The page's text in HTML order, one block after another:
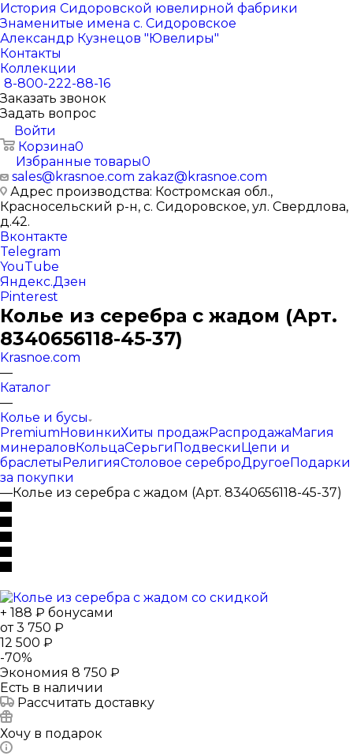
История Сидоровской ювелирной фабрики
Знаменитые имена с. Сидоровское
Александр Кузнецов "Ювелиры"
Контакты
Коллекции
8-800-222-88-16
Заказать звонок
Задать вопрос
Войти
Корзина0
Избранные товары0
sales@krasnoe.com zakaz@krasnoe.com
Адрес производства: Костромская обл.,
Красносельский р-н, с. Сидоровское, ул. Свердлова,
д.42.
Вконтакте
Telegram
YouTube
Яндекс.Дзен
Pinterest
Колье из серебра с жадом (Арт.
8340656118-45-37)
Krasnoe.com
—
Каталог
—
Колье и бусы
PremiumНовинкиХиты продажРаспродажаМагия
минераловКольцаСерьгиПодвескиЦепи и
браслетыРелигияСтоловое сереброДругоеПодарки
за покупки
—Колье из серебра с жадом (Арт. 8340656118-45-37)
+ 188 ₽ бонусами
от3 750 ₽
12 500 ₽
-70%
Экономия 8 750 ₽
Есть в наличии
Рассчитать доставку
Хочу в подарок